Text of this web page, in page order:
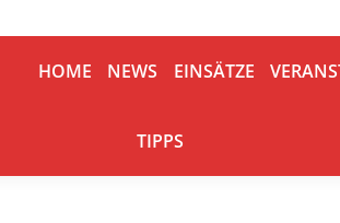
HOME NEWS EINSÄTZE
TIPPS
HOME NEWS EINSÄTZE